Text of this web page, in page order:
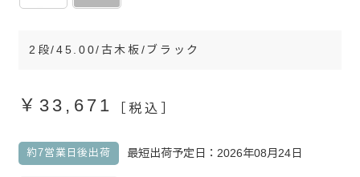
2段/45.00/古木板/ブラック
￥33,671 ［税込］
約7営業日後出荷 最短出荷予定日：2026年08月24日